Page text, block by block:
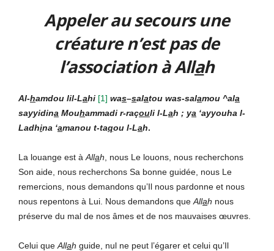
Appeler au secours une
créaturen’est pas de
l’association à Allah
Al-hamdou lil-Lahi [1] was–salatou was-salamou ^ala
sayyidina Mouhammadi r-raçouli l-Lah ; ya ‘ayyouha l-
Ladhina ‘amanou t-taqou l-Lah.
La louange est à Allah , nous Le louons, nous recherchons
Son aide, nous recherchons Sa bonne guidée, nous Le
remercions, nous demandons qu’Il nous pardonne et nous
nous repentons à Lui. Nous demandons que Allah nous
préserve du mal de nos âmes et de nos mauvaises œuvres.
Celui que Allah guide, nul ne peut l’égarer et celui qu’Il